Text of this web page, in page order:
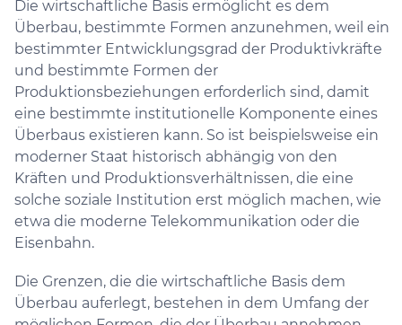
Die wirtschaftliche Basis ermöglicht es dem
Überbau, bestimmte Formen anzunehmen, weil ein
bestimmter Entwicklungsgrad der Produktivkräfte
und bestimmte Formen der
Produktionsbeziehungen erforderlich sind, damit
eine bestimmte institutionelle Komponente eines
Überbaus existieren kann. So ist beispielsweise ein
moderner Staat historisch abhängig von den
Kräften und Produktionsverhältnissen, die eine
solche soziale Institution erst möglich machen, wie
etwa die moderne Telekommunikation oder die
Eisenbahn.
Die Grenzen, die die wirtschaftliche Basis dem
Überbau auferlegt, bestehen in dem Umfang der